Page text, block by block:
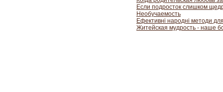
Если подросток слишком
Необучаемость
Ефективні народні методи
Житейская мудрость - наше